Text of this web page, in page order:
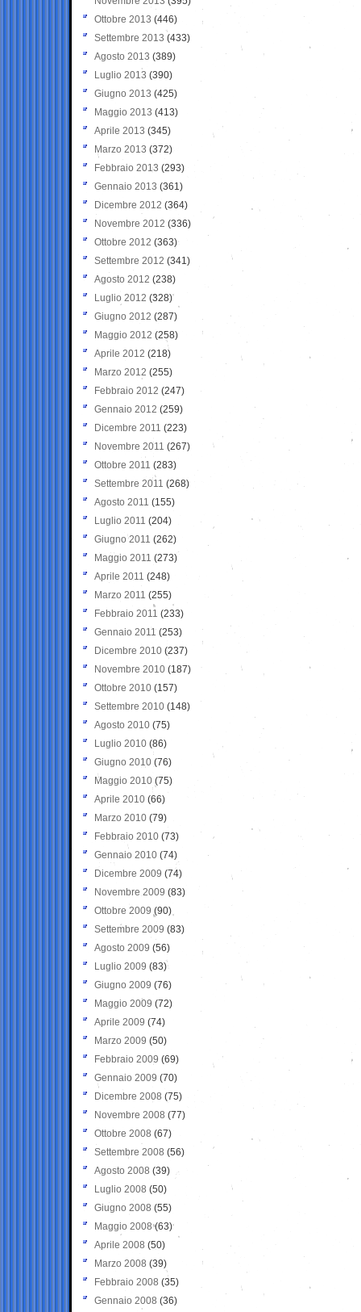
Ottobre 2013 (446)
Settembre 2013 (433)
Agosto 2013 (389)
Luglio 2013 (390)
Giugno 2013 (425)
Maggio 2013 (413)
Aprile 2013 (345)
Marzo 2013 (372)
Febbraio 2013 (293)
Gennaio 2013 (361)
Dicembre 2012 (364)
Novembre 2012 (336)
Ottobre 2012 (363)
Settembre 2012 (341)
Agosto 2012 (238)
Luglio 2012 (328)
Giugno 2012 (287)
Maggio 2012 (258)
Aprile 2012 (218)
Marzo 2012 (255)
Febbraio 2012 (247)
Gennaio 2012 (259)
Dicembre 2011 (223)
Novembre 2011 (267)
Ottobre 2011 (283)
Settembre 2011 (268)
Agosto 2011 (155)
Luglio 2011 (204)
Giugno 2011 (262)
Maggio 2011 (273)
Aprile 2011 (248)
Marzo 2011 (255)
Febbraio 2011 (233)
Gennaio 2011 (253)
Dicembre 2010 (237)
Novembre 2010 (187)
Ottobre 2010 (157)
Settembre 2010 (148)
Agosto 2010 (75)
Luglio 2010 (86)
Giugno 2010 (76)
Maggio 2010 (75)
Aprile 2010 (66)
Marzo 2010 (79)
Febbraio 2010 (73)
Gennaio 2010 (74)
Dicembre 2009 (74)
Novembre 2009 (83)
Ottobre 2009 (90)
Settembre 2009 (83)
Agosto 2009 (56)
Luglio 2009 (83)
Giugno 2009 (76)
Maggio 2009 (72)
Aprile 2009 (74)
Marzo 2009 (50)
Febbraio 2009 (69)
Gennaio 2009 (70)
Dicembre 2008 (75)
Novembre 2008 (77)
Ottobre 2008 (67)
Settembre 2008 (56)
Agosto 2008 (39)
Luglio 2008 (50)
Giugno 2008 (55)
Maggio 2008(63)
Aprile 2008 (50)
Marzo 2008 (39)
Febbraio 2008 (35)
Gennaio 2008 (36)